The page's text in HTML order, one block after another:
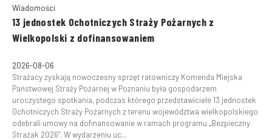
Wiadomości
13 jednostek Ochotniczych Straży Pożarnych z
Wielkopolski z dofinansowaniem
2026-08-06
Strażacy zyskają nowoczesny sprzęt ratowniczy Komenda Miejska
Państwowej Straży Pożarnej w Poznaniu była gospodarzem
uroczystego spotkania, podczas którego przedstawiciele 13 jednostek
Ochotniczych Straży Pożarnych z terenu województwa wielkopolskiego
odebrali umowy na dofinansowanie w ramach programu „Bezpieczny
Strażak 2026”. W wydarzeniu uc...